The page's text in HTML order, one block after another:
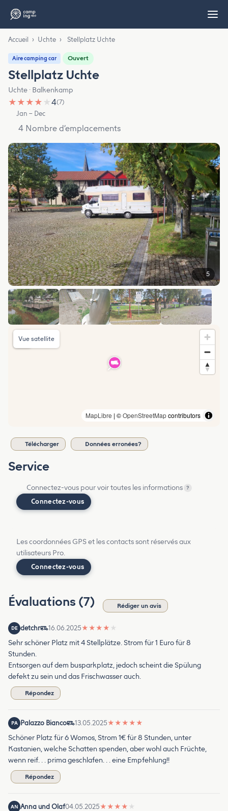
Accueil › Uchte › Stellplatz Uchte
Aire camping car Ouvert
Stellplatz Uchte
Uchte · Balkenkamp
★ ★ ★ ★ ★4(7)
Jan – Dec
4 Nombre d’emplacements
5
MapLibre | ©OpenStreetMapcontributors
Vue satellite
Télécharger Données erronées?
Service
Connectez-vous pour voir toutes les informations ?
Connectez-vous
Les coordonnées GPS et les contacts sont réservés aux
utilisateurs Pro.
Connectez-vous
Évaluations (7) Rédiger un avis
DE detchr 16.06.2025★ ★ ★ ★ ★
Sehr schöner Platz mit 4 Stellplätze. Strom für 1 Euro für 8
Stunden.
Entsorgen auf dem busparkplatz, jedoch scheint die Spülung
defekt zu sein und das Frischwasser auch.
Répondez
PA Palazzo Bianco 13.05.2025★ ★ ★ ★ ★
Schöner Platz für 6 Womos, Strom 1€ für 8 Stunden, unter
Kastanien, welche Schatten spenden, aber wohl auch Früchte,
wenn reif. . . prima geschlafen. . . eine Empfehlung!!
Répondez
AN Anna und Olaf04.05.2025★ ★ ★ ★ ★